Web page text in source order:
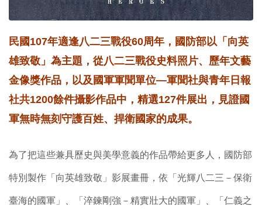
民國107年適逢八二三戰役60周年，國防部以「向英
雄致敬」為主題，從八二三戰役史料照片、歷年文藝
金像獎作品，以及國軍軍聞單位—軍聞社與青年日報
社共1200餘件攝影作品中，精選127件展出，見證國
軍無時無刻守護百姓、捍衛國家的成果。
為了把這些兼具歷史與美學意義的作品帶給更多人，國防部
特別製作「向英雄致敬」影展畫冊，依「光輝八二三－保衛
臺海的國軍」、「淬鍊剛強－精實壯大的國軍」、「仁義之